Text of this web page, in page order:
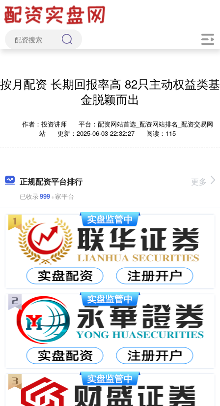
按月配资 长期回报率高 82只主动权益类基
金脱颖而出
作者：投资讲师
平台：配资网站首选_配资网站排名_配资交易网
站
更新：2025-06-03 22:32:27 阅读：115
正规配资平台排行
已收录999+家平台
更多